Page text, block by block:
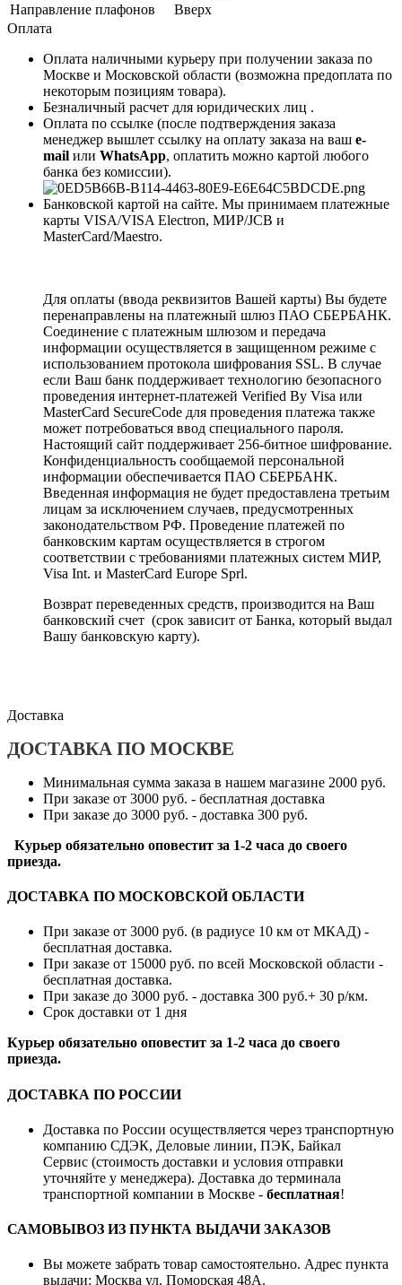
Направление плафонов
Вверх
Оплата
Оплата наличными курьеру при получении заказа по
Москве и Московской области (возможна предоплата по
некоторым позициям товара).
Безналичный расчет для юридических лиц .
Оплата по ссылке (после подтверждения заказа
менеджер вышлет ссылку на оплату заказа на ваш e-
mail или WhatsApp, оплатить можно картой любого
банка без комиссии).
Банковской картой на сайте. Мы принимаем платежные
карты VISA/VISA Electron, МИР/JCB и
MasterCard/Maestro.
Для оплаты (ввода реквизитов Вашей карты) Вы будете
перенаправлены на платежный шлюз ПАО СБЕРБАНК.
Соединение с платежным шлюзом и передача
информации осуществляется в защищенном режиме с
использованием протокола шифрования SSL. В случае
если Ваш банк поддерживает технологию безопасного
проведения интернет-платежей Verified By Visa или
MasterCard SecureCode для проведения платежа также
может потребоваться ввод специального пароля.
Настоящий сайт поддерживает 256-битное шифрование.
Конфиденциальность сообщаемой персональной
информации обеспечивается ПАО СБЕРБАНК.
Введенная информация не будет предоставлена третьим
лицам за исключением случаев, предусмотренных
законодательством РФ. Проведение платежей по
банковским картам осуществляется в строгом
соответствии с требованиями платежных систем МИР,
Visa Int. и MasterCard Europe Sprl.
Возврат переведенных средств, производится на Ваш
банковский счет (срок зависит от Банка, который выдал
Вашу банковскую карту).
Доставка
ДОСТАВКА ПО МОСКВЕ
Минимальная сумма заказа в нашем магазине 2000 руб.
При заказе от 3000 руб. - бесплатная доставка
При заказе до 3000 руб. - доставка 300 руб.
Курьер обязательно оповестит за 1-2 часа до своего
приезда.
ДОСТАВКА ПО МОСКОВСКОЙ ОБЛАСТИ
При заказе от 3000 руб. (в радиусе 10 км от МКАД) -
бесплатная доставка.
При заказе от 15000 руб. по всей Московской области -
бесплатная доставка.
При заказе до 3000 руб. - доставка 300 руб.+ 30 р/км.
Срок доставки от 1 дня
Курьер обязательно оповестит за 1-2 часа до своего
приезда.
ДОСТАВКА ПО РОССИИ
Доставка по России осуществляется через транспортную
компанию СДЭК, Деловые линии, ПЭК, Байкал
Сервис (стоимость доставки и условия отправки
уточняйте у менеджера). Доставка до терминала
транспортной компании в Москве - бесплатная!
САМОВЫВОЗ ИЗ ПУНКТА ВЫДАЧИ ЗАКАЗОВ
Вы можете забрать товар самостоятельно. Адрес пункта
выдачи: Москва ул. Поморская 48А.